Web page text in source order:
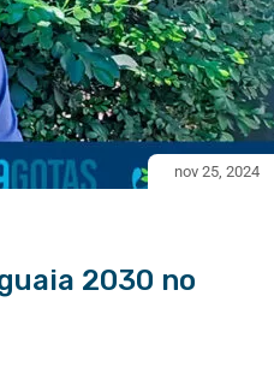
nov 25, 2024
2030 no